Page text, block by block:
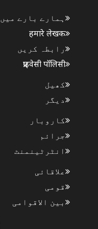
ہمارے بارے میں
हमारे लेखक
رابطہ کریں
प्राइवेसी पॉलिसी
کھیل
دیگر
کاروبار
جرائم
انٹرٹینمنٹ
علاقائی
قومی
بین الاقوامی